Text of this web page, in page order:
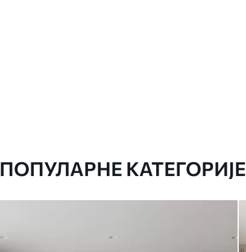
ПОПУЛАРНЕ КАТЕГОРИЈЕ